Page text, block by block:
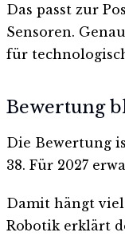
Das passt zur
Sensoren.
für
Bewertung
Die Bewertung
38. Für 2027
Damit hängt
Robotik erklärt